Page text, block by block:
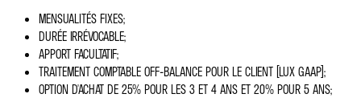
MENSUALITÉS FIXES;
DURÉE IRRÉVOCABLE;
APPORT FACULTATIF;
TRAITEMENT COMPTABLE OFF-BALANCE POUR LE CLIENT (LUX GAAP);
OPTION D'ACHAT DE 25% POUR LES 3 ET 4 ANS ET 20% POUR 5 ANS;